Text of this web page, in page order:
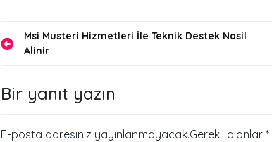
YazıMsi Musteri Hizmetleri İle Teknik Destek Nasil
Alinir
Bir yanıt yazın
E-posta adresiniz yayınlanmayacak.Gerekli alanlar *